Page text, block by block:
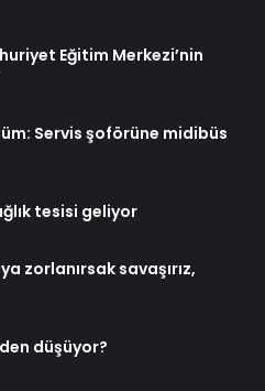
Eğitim Merkezi’nin
Servis şoförüne midibüs
tesisi geliyor
zorlanırsak savaşırız,
düşüyor?